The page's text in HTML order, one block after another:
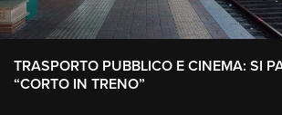
TRASPORTO PUBBLICO E CINEMA: SI
“CORTO IN TRENO”